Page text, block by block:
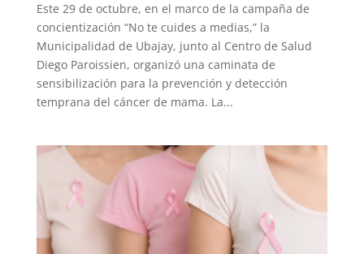
Este 29 de octubre, en el marco de la campaña de
concientización “No te cuides a medias,” la
Municipalidad de Ubajay, junto al Centro de Salud
Diego Paroissien, organizó una caminata de
sensibilización para la prevención y detección
temprana del cáncer de mama. La...